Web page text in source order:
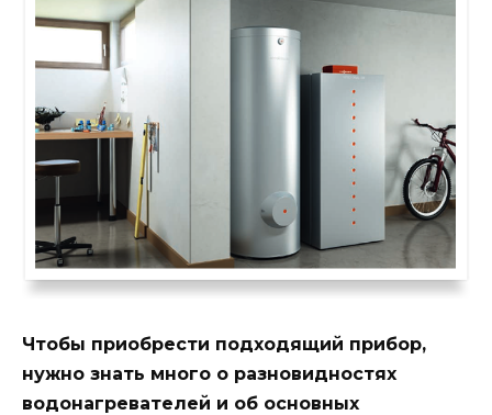
Чтобы приобрести подходящий прибор,
нужно знать много о разновидностях
водонагревателей и об основных